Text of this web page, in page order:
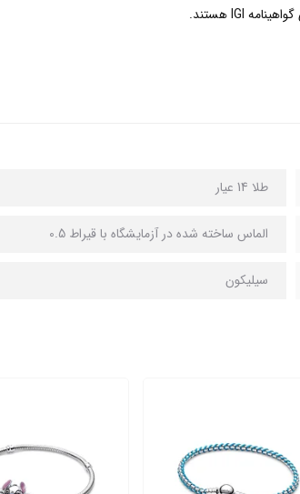
طلا 14 عیار
الماس ساخته شده در آزمایشگاه با قیراط 0.5
سیلیکون